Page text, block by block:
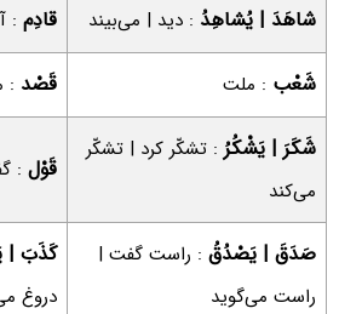
شاهَدَ | یُشاهِدُ : دید | می‌بیند قادِم :
شَعْب : ملت قَصْد :
شَکَرَ | یَشْکُرُ : تشکّر کرد | تشکّر
می‌کند
قَوْل :
صَدَقَ | یَصْدُقُ : راست گفت |
راست می‌گوید
کَذَبَ |
دروغ